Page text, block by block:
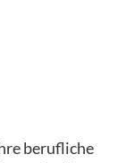
berufliche